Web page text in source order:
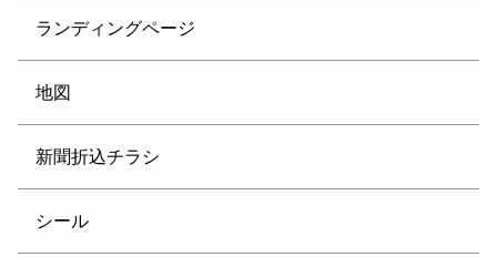
ランディングページ
地図
新聞折込チラシ
シール